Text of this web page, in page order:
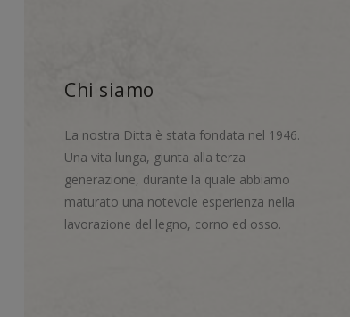
Chi siamo
La nostra Ditta è stata fondata nel 1946.
Una vita lunga, giunta alla terza
generazione, durante la quale abbiamo
maturato una notevole esperienza nella
lavorazione del legno, corno ed osso.